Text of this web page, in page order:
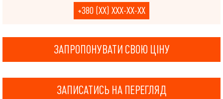
+380 (XX) XXX-XX-XX
ЗАПРОПОНУВАТИ СВОЮ ЦІНУ
ЗАПИСАТИСЬ НА ПЕРЕГЛЯД